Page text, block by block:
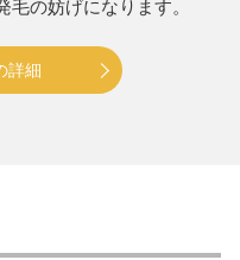
の妨げになります。
詳細